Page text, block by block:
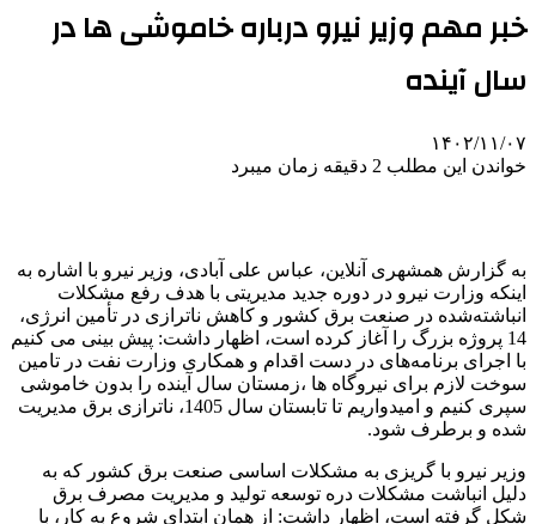
خبر مهم وزیر نیرو درباره خاموشی ها در
سال آینده
۱۴۰۲/۱۱/۰۷
خواندن این مطلب 2 دقیقه زمان میبرد
به گزارش همشهری آنلاین،‌ عباس علی آبادی، وزیر نیرو با اشاره به
اینکه وزارت نیرو در دوره جدید مدیریتی با هدف رفع مشکلات
انباشته‌شده در صنعت برق کشور و کاهش ناترازی در تأمین انرژی،
14 پروژه بزرگ را آغاز کرده است، اظهار داشت: پیش بینی می کنیم
با اجرای برنامه‌های در دست اقدام و همکاری وزارت نفت در تامین
سوخت لازم برای نیروگاه ها ،زمستان سال آینده را بدون خاموشی
سپری کنیم و امیدواریم تا تابستان سال 1405، ناترازی برق مدیریت
شده و برطرف شود.
وزیر نیرو با گریزی به مشکلات اساسی صنعت برق کشور که به
دلیل انباشت مشکلات دره توسعه تولید و مدیریت مصرف برق
شکل گرفته است، اظهار داشت: از همان ابتدای شروع به کار، با